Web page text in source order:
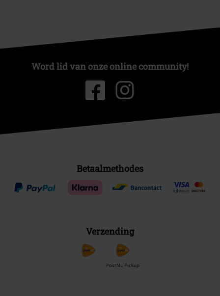
Word lid van onze online community!
Betaalmethodes
Verzending
PostNL Pickup